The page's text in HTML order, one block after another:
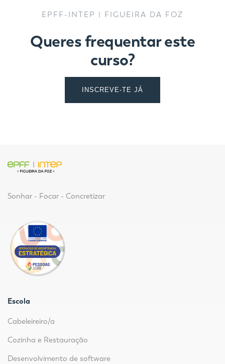
EPFF-INTEP | FIGUEIRA DA FOZ
Queres frequentar este
curso?
INSCREVE-TE JÁ
Sonhar - Focar - Concretizar
Escola
Cabeleireiro/a
Cozinha e Restauração
Desenvolvimento de software